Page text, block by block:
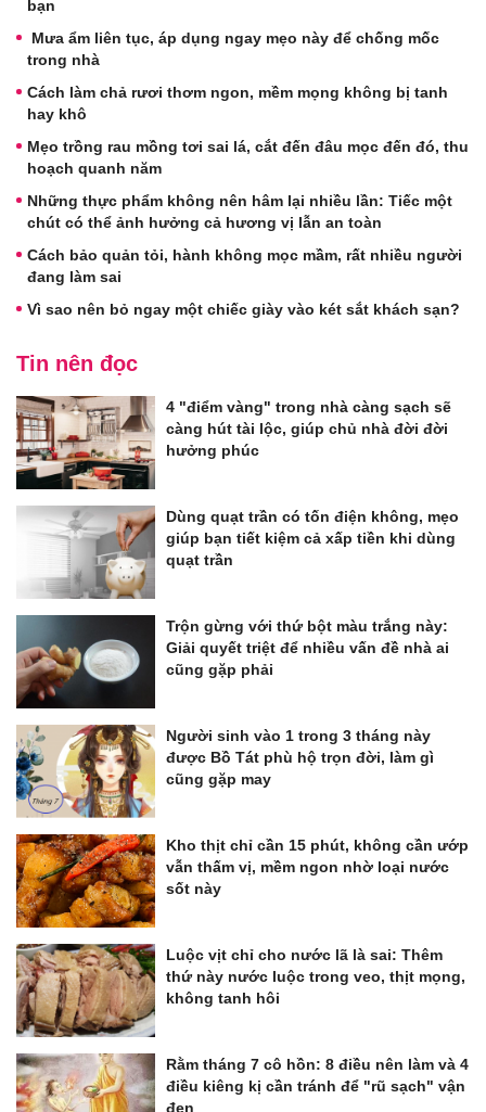
bạn
Mưa ẩm liên tục, áp dụng ngay mẹo này để chống mốc
trong nhà
Cách làm chả rươi thơm ngon, mềm mọng không bị tanh
hay khô
Mẹo trồng rau mồng tơi sai lá, cắt đến đâu mọc đến đó, thu
hoạch quanh năm
Những thực phẩm không nên hâm lại nhiều lần: Tiếc một
chút có thể ảnh hưởng cả hương vị lẫn an toàn
Cách bảo quản tỏi, hành không mọc mầm, rất nhiều người
đang làm sai
Vì sao nên bỏ ngay một chiếc giày vào két sắt khách sạn?
Tin nên đọc
4 "điểm vàng" trong nhà càng sạch sẽ
càng hút tài lộc, giúp chủ nhà đời đời
hưởng phúc
Dùng quạt trần có tốn điện không, mẹo
giúp bạn tiết kiệm cả xấp tiền khi dùng
quạt trần
Trộn gừng với thứ bột màu trắng này:
Giải quyết triệt để nhiều vấn đề nhà ai
cũng gặp phải
Người sinh vào 1 trong 3 tháng này
được Bồ Tát phù hộ trọn đời, làm gì
cũng gặp may
Kho thịt chỉ cần 15 phút, không cần ướp
vẫn thấm vị, mềm ngon nhờ loại nước
sốt này
Luộc vịt chỉ cho nước lã là sai: Thêm
thứ này nước luộc trong veo, thịt mọng,
không tanh hôi
Rằm tháng 7 cô hồn: 8 điều nên làm và 4
điều kiêng kị cần tránh để "rũ sạch" vận
đen